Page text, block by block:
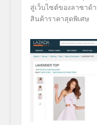
สู่เว็บไซต์ของลาซาด้
สินค้าราคาสุดพิเศษ